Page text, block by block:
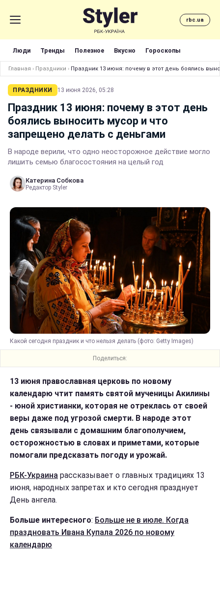
rbc.ua
Люди Тренды Полезное Вкусно Гороскопы
Главная › Праздники › Праздник 13 июня: почему в этот день боялись
ПРАЗДНИКИ 13 июня 2026, 05:28
Праздник 13 июня: почему в этот день
боялись выносить мусор и что
запрещено делать с деньгами
В народе верили, что одно неосторожное действие могло
лишить семью благосостояния на целый год
Катерина Собкова
Редактор Styler
Какой сегодня праздник и что нельзя делать (фото: Getty Images)
Поделиться:
13 июня православная церковь по новому
календарю чтит память святой мученицы Акилины
- юной христианки, которая не отреклась от своей
веры даже под угрозой смерти. В народе этот
день связывали с домашним благополучием,
осторожностью в словах и приметами, которые
помогали предсказать погоду и урожай.
РБК-Украина рассказывает о главных традициях 13
июня, народных запретах и кто сегодня празднует
День ангела.
Больше интересного: Больше не в июле. Когда
праздновать Ивана Купала 2026 по новому
календарю